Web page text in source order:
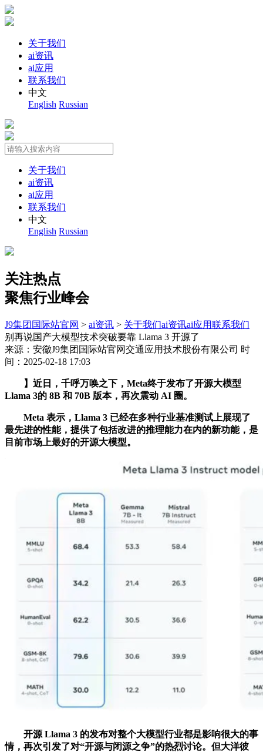
关于我们
ai资讯
ai应用
联系我们
中文
English Russian
关于我们
ai资讯
ai应用
联系我们
中文
English Russian
关注热点
聚焦行业峰会
J9集团国际站官网 > ai资讯 > 关于我们ai资讯ai应用联系我们
别再说国产大模型技术突破要靠 Llama 3 开源了
来源：安徽J9集团国际站官网交通应用技术股份有限公司 时
间：2025-02-18 17:03
】近日，千呼万唤之下，Meta终于发布了开源大模型
Llama 3的 8B 和 70B 版本，再次震动 AI 圈。
Meta 表示，Llama 3 已经在多种行业基准测试上展现了
最先进的性能，提供了包括改进的推理能力在内的新功能，是
目前市场上最好的开源大模型。
开源 Llama 3 的发布对整个大模型行业都是影响很大的事
情，再次引发了对“开源与闭源之争”的热烈讨论。但大洋彼